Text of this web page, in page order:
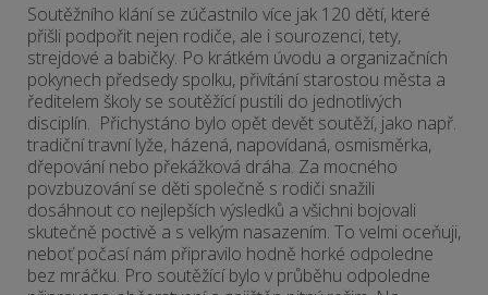
Soutěžního klání se zúčastnilo více jak 120 dětí, které
přišli podpořit nejen rodiče, ale i sourozenci, tety,
strejdové a babičky. Po krátkém úvodu a organizačních
pokynech předsedy spolku, přivítání starostou města a
ředitelem školy se soutěžící pustili do jednotlivých
disciplín. Přichystáno bylo opět devět soutěží, jako např.
tradiční travní lyže, házená, napovídaná, osmisměrka,
dřepování nebo překážková dráha. Za mocného
povzbuzování se děti společně s rodiči snažili
dosáhnout co nejlepších výsledků a všichni bojovali
skutečně poctivě a s velkým nasazením. To velmi oceňuji,
neboť počasí nám připravilo hodně horké odpoledne
bez mráčku. Pro soutěžící bylo v průběhu odpoledne